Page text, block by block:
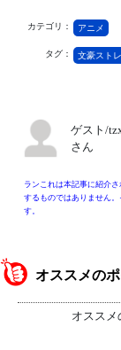
カテゴリ： アニメ
タグ： 文豪スト
ゲスト/
さん
ランこれは本記事に紹介
するものではありません。
す。
オススメの
オススメ